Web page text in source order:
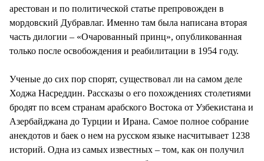
арестован и по политической статье препровожден в
мордовский Дубравлаг. Именно там была написана вторая
часть дилогии – «Очарованный принц», опубликованная
только после освобождения и реабилитации в 1954 году.
Ученые до сих пор спорят, существовал ли на самом деле
Ходжа Насреддин. Рассказы о его похождениях столетиями
бродят по всем странам арабского Востока от Узбекистана и
Азербайджана до Турции и Ирана. Самое полное собрание
анекдотов и баек о нем на русском языке насчитывает 1238
историй. Одна из самых известных – том, как он получил